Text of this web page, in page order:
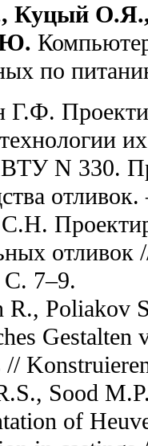
Куцый
Ю.
по
Г.Ф.
N 330.
отливок
7–9.
R., Poliakov
Gestalten
//
Sood
of